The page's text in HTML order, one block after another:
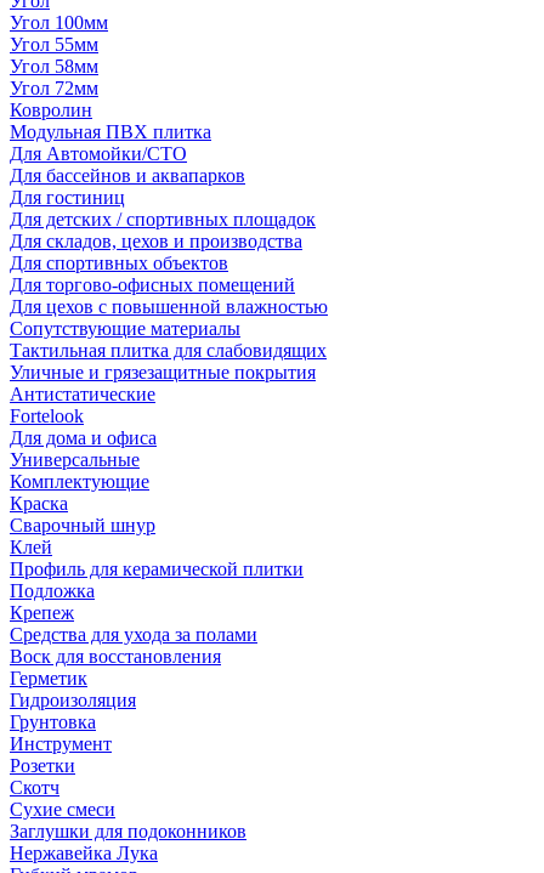
Угол 100мм
Угол 55мм
Угол 58мм
Угол 72мм
Ковролин
Модульная ПВХ плитка
Для Автомойки/СТО
Для бассейнов и аквапарков
Для гостиниц
Для детских / спортивных площадок
Для складов, цехов и производства
Для спортивных объектов
Для торгово-офисных помещений
Для цехов с повышенной влажностью
Сопутствующие материалы
Тактильная плитка для слабовидящих
Уличные и грязезащитные покрытия
Антистатические
Fortelook
Для дома и офиса
Универсальные
Комплектующие
Краска
Сварочный шнур
Клей
Профиль для керамической плитки
Подложка
Крепеж
Средства для ухода за полами
Воск для восстановления
Герметик
Гидроизоляция
Грунтовка
Инструмент
Розетки
Скотч
Сухие смеси
Заглушки для подоконников
Нержавейка Лука